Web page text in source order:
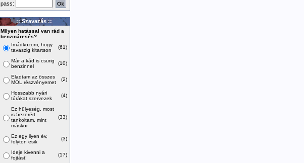
pass:
:: Szavazás ::
Milyen hatással van rád a
benzináresés?
Imádkozom, hogy
tavaszig kitartson
(61)
Már a kád is csurig
benzinnel
(10)
Eladtam az összes
MOL részvényemet
(2)
Hosszabb nyári
túrákat szervezek
(4)
Ez hülyeség, most
is 5ezerért
tankoltam, mint
máskor
(33)
Ez egy ilyen év,
folyton esik
(3)
Ideje kivenni a
fojtást!
(17)